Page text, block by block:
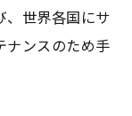
、世界各国にサ
ナンスのため手